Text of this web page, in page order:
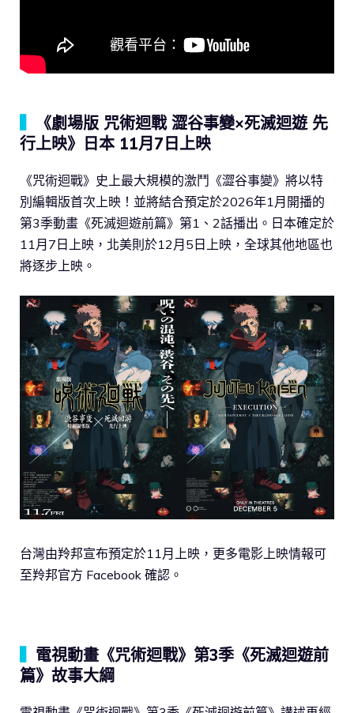
《劇場版 咒術迴戰 澀谷事變×死滅迴遊 先
行上映》日本 11月7日上映
《咒術迴戰》史上最大規模的激鬥《澀谷事變》將以特
別編輯版首次上映！並將結合預定於2026年1月開播的
第3季動畫《死滅迴遊前篇》第1、2話播出。日本確定於
11月7日上映，北美則於12月5日上映，全球其他地區也
將逐步上映。
台灣由羚邦宣布預定於11月上映，更多電影上映情報可
至羚邦官方 Facebook 確認。
電視動畫《咒術迴戰》第3季《死滅迴遊前
篇》故事大綱